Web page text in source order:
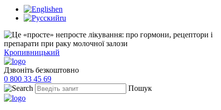
en
ru
Кропивницький
Дзвоніть безкоштовно
0 800 33 45 69
Пошук